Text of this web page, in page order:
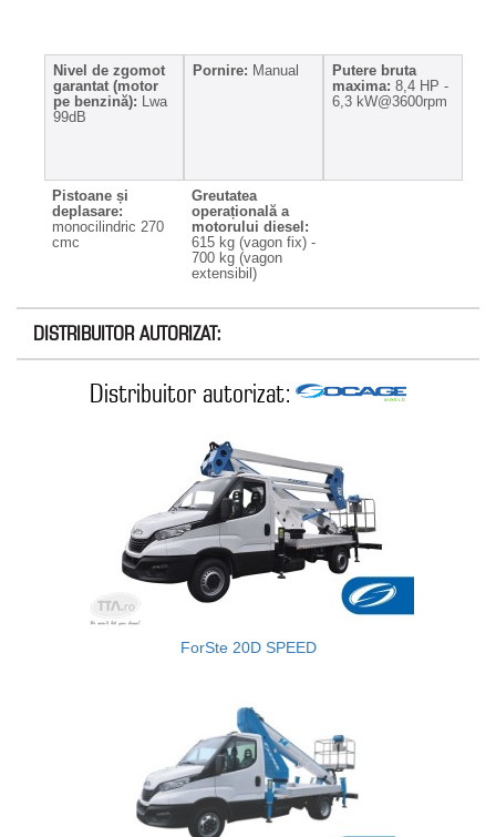
Nivel de zgomot
garantat (motor
pe benzină): Lwa
99dB
Pornire: Manual
Putere bruta
maxima: 8,4 HP -
6,3 kW@3600rpm
Pistoane și
deplasare:
monocilindric 270
cmc
Greutatea
operațională a
motorului diesel:
615 kg (vagon fix) -
700 kg (vagon
extensibil)
DISTRIBUITOR AUTORIZAT:
Distribuitor autorizat:
ForSte 20D SPEED